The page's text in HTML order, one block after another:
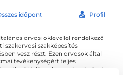
időpont Profil
orvosi oklevéllel rendelkező
szakorvosi szakképesítés
vesz részt. Ezen orvosok által
tevékenységért teljes
felügyeli az egészségügyi